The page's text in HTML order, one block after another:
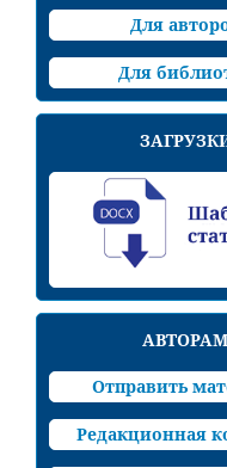
Для
Для
АВТОРАМ
Отправить
Редакционная